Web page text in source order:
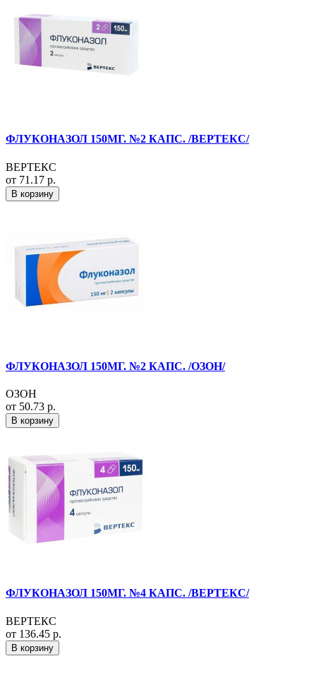
ФЛУКОНАЗОЛ 150МГ. №2 КАПС. /ВЕРТЕКС/
ВЕРТЕКС
от 71.17 р.
В корзину
ФЛУКОНАЗОЛ 150МГ. №2 КАПС. /ОЗОН/
ОЗОН
от 50.73 р.
В корзину
ФЛУКОНАЗОЛ 150МГ. №4 КАПС. /ВЕРТЕКС/
ВЕРТЕКС
от 136.45 р.
В корзину